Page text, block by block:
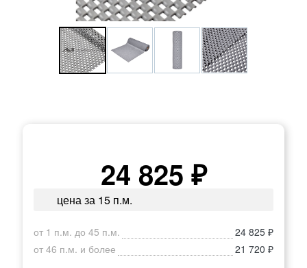
24 825 ₽
цена за 15 п.м.
от 1 п.м. до 45 п.м.
24 825 ₽
от 46 п.м. и более
21 720 ₽